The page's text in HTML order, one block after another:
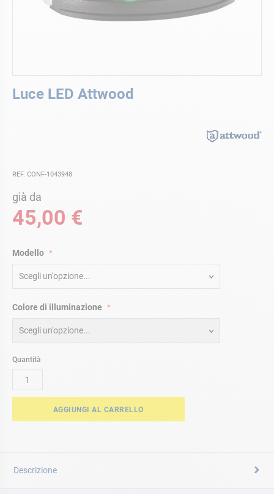
Luce LED Attwood
REF. CONF-1043948
già da
45,00 €
Modello
Scegli un'opzione...
Colore di illuminazione
Scegli un'opzione...
Quantità
AGGIUNGI AL CARRELLO
all'inizio
Descrizione